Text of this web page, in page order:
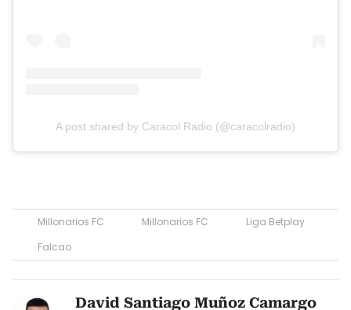
A post shared by Caracol Radio (@caracolradio)
Millonarios FC Millonarios FC
Liga Betplay
Falcao
David Santiago Muñoz Camargo